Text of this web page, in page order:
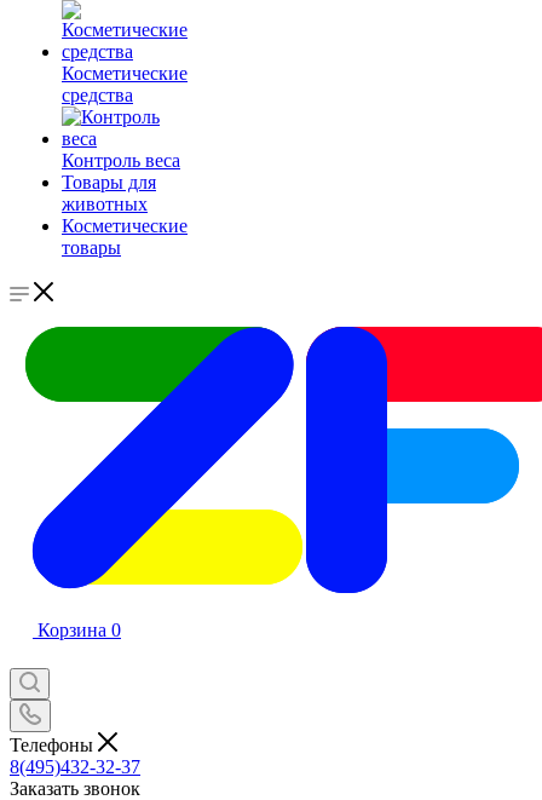
Косметические
средства
Контроль веса
Товары для
животных
Косметические
товары
Корзина 0
Телефоны
8(495)432-32-37
Заказать звонок